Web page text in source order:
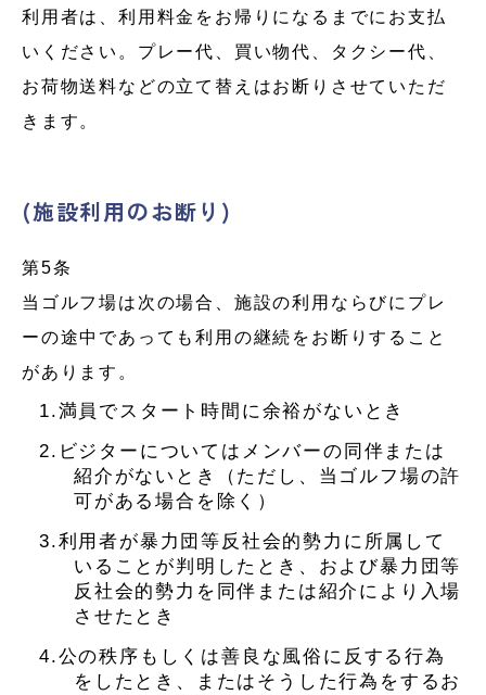
利用者は、利用料金をお帰りになるまでにお支払
いください。プレー代、買い物代、タクシー代、
お荷物送料などの立て替えはお断りさせていただ
きます。
(施設利用のお断り)
第5条
当ゴルフ場は次の場合、施設の利用ならびにプレ
ーの途中であっても利用の継続をお断りすること
があります。
1.満員でスタート時間に余裕がないとき
2.ビジターについてはメンバーの同伴または
紹介がないとき（ただし、当ゴルフ場の許
可がある場合を除く）
3.利用者が暴力団等反社会的勢力に所属して
いることが判明したとき、および暴力団等
反社会的勢力を同伴または紹介により入場
させたとき
4.公の秩序もしくは善良な風俗に反する行為
をしたとき、またはそうした行為をするお